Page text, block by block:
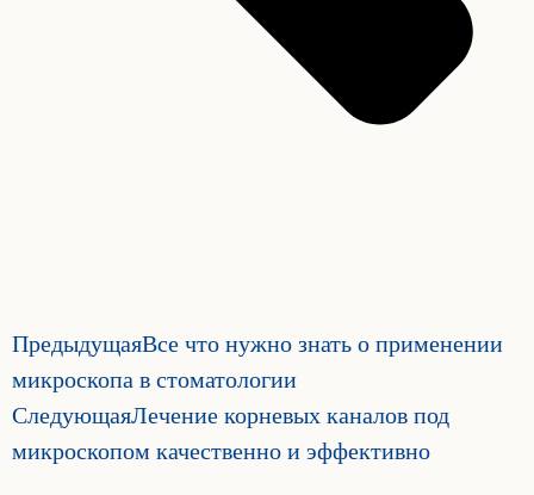
ПредыдущаяВсе что нужно знать о применении
микроскопа в стоматологии
СледующаяЛечение корневых каналов под
микроскопом качественно и эффективно